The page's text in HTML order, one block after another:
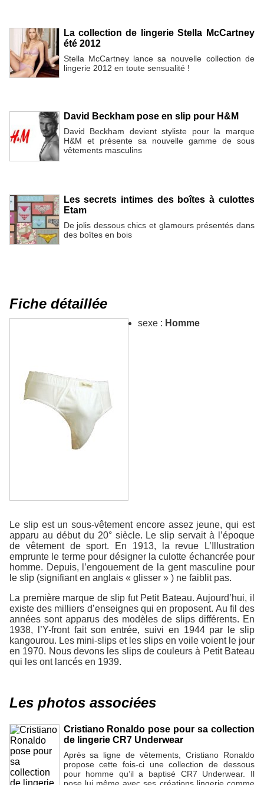
La collection de lingerie Stella McCartney
été 2012
Stella McCartney lance sa nouvelle collection de
lingerie 2012 en toute sensualité !
David Beckham pose en slip pour H&M
David Beckham devient styliste pour la marque
H&M et présente sa nouvelle gamme de sous
vêtements masculins
Les secrets intimes des boîtes à culottes
Etam
De jolis dessous chics et glamours présentés dans
des boîtes en bois
Fiche détaillée
sexe : Homme
Le slip est un sous-vêtement encore assez jeune, qui est
apparu au début du 20° siècle. Le slip servait à l’époque
de vêtement de sport. En 1913, la revue L’Illustration
emprunte le terme pour désigner la culotte échancrée pour
homme. Depuis, l’engouement de la gent masculine pour
le slip (signifiant en anglais « glisser » ) ne faiblit pas.
La première marque de slip fut Petit Bateau. Aujourd’hui, il
existe des milliers d’enseignes qui en proposent. Au fil des
années sont apparus des modèles de slips différents. En
1938, l’Y-front fait son entrée, suivi en 1944 par le slip
kangourou. Les mini-slips et les slips en voile voient le jour
en 1970. Nous devons les slips de couleurs à Petit Bateau
qui les ont lancés en 1939.
Les photos associées
Cristiano Ronaldo pose pour sa collection
de lingerie CR7 Underwear
Après sa ligne de vêtements, Cristiano Ronaldo
propose cette fois-ci une collection de dessous
pour homme qu’il a baptisé CR7 Underwear. Il